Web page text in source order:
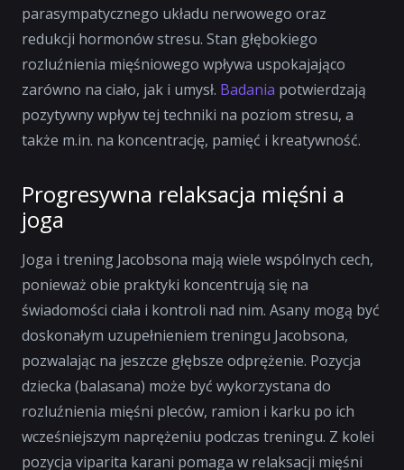
parasympatycznego układu nerwowego oraz
redukcji hormonów stresu. Stan głębokiego
rozluźnienia mięśniowego wpływa uspokajająco
zarówno na ciało, jak i umysł. Badania potwierdzają
pozytywny wpływ tej techniki na poziom stresu, a
także m.in. na koncentrację, pamięć i kreatywność.
Progresywna relaksacja mięśni a
joga
Joga i trening Jacobsona mają wiele wspólnych cech,
ponieważ obie praktyki koncentrują się na
świadomości ciała i kontroli nad nim. Asany mogą być
doskonałym uzupełnieniem treningu Jacobsona,
pozwalając na jeszcze głębsze odprężenie. Pozycja
dziecka (balasana) może być wykorzystana do
rozluźnienia mięśni pleców, ramion i karku po ich
wcześniejszym naprężeniu podczas treningu. Z kolei
pozycja viparita karani pomaga w relaksacji mięśni